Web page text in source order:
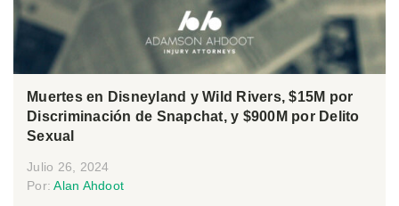
Muertes en Disneyland y Wild Rivers, $15M por
Discriminación de Snapchat, y $900M por Delito
Sexual
Julio 26, 2024
Por:Alan Ahdoot